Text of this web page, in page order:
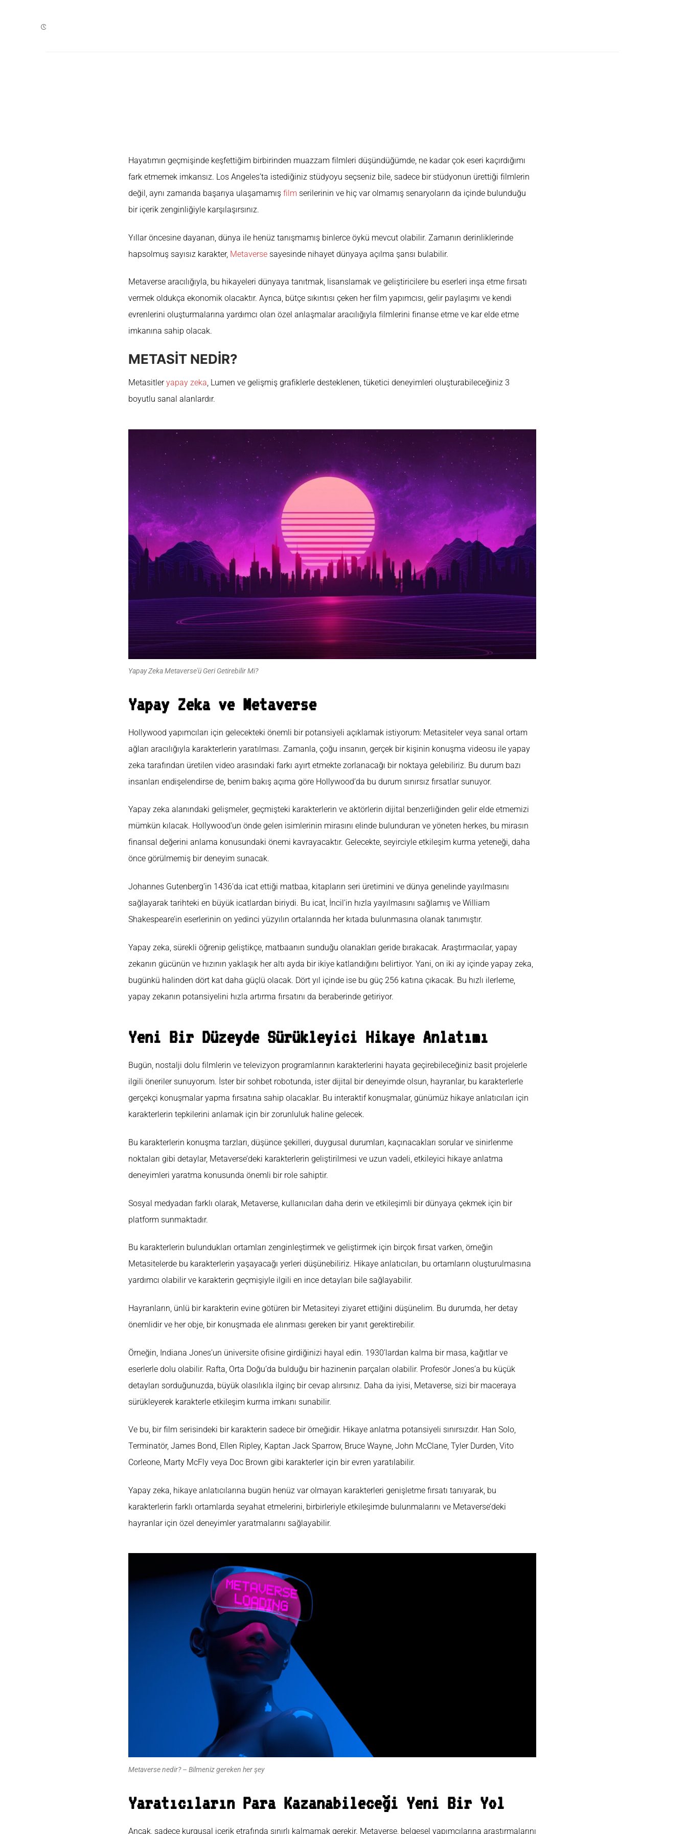
Hayatımın geçmişinde keşfettiğim birbirinden muazzam filmleri düşündüğümde, ne kadar çok eseri kaçırdığımı
fark etmemek imkansız. Los Angeles’ta istediğiniz stüdyoyu seçseniz bile, sadece bir stüdyonun ürettiği filmlerin
değil, aynı zamanda başarıya ulaşamamış film serilerinin ve hiç var olmamış senaryoların da içinde bulunduğu
bir içerik zenginliğiyle karşılaşırsınız.
Yıllar öncesine dayanan, dünya ile henüz tanışmamış binlerce öykü mevcut olabilir. Zamanın derinliklerinde
hapsolmuş sayısız karakter, Metaverse sayesinde nihayet dünyaya açılma şansı bulabilir.
Metaverse aracılığıyla, bu hikayeleri dünyaya tanıtmak, lisanslamak ve geliştiricilere bu eserleri inşa etme fırsatı
vermek oldukça ekonomik olacaktır. Ayrıca, bütçe sıkıntısı çeken her film yapımcısı, gelir paylaşımı ve kendi
evrenlerini oluşturmalarına yardımcı olan özel anlaşmalar aracılığıyla filmlerini finanse etme ve kar elde etme
imkanına sahip olacak.
METASİT NEDİR?
Metasitleryapay zeka, Lumen ve gelişmiş grafiklerle desteklenen, tüketici deneyimleri oluşturabileceğiniz 3
boyutlu sanal alanlardır.
Yapay Zeka Metaverse'ü Geri Getirebilir Mi?
Yapay Zeka ve Metaverse
Hollywood yapımcıları için gelecekteki önemli bir potansiyeli açıklamak istiyorum: Metasiteler veya sanal ortam
ağları aracılığıyla karakterlerin yaratılması. Zamanla, çoğu insanın, gerçek bir kişinin konuşma videosu ile yapay
zeka tarafından üretilen video arasındaki farkı ayırt etmekte zorlanacağı bir noktaya gelebiliriz. Bu durum bazı
insanları endişelendirse de, benim bakış açıma göre Hollywood’da bu durum sınırsız fırsatlar sunuyor.
Yapay zeka alanındaki gelişmeler, geçmişteki karakterlerin ve aktörlerin dijital benzerliğinden gelir elde etmemizi
mümkün kılacak. Hollywood’un önde gelen isimlerinin mirasını elinde bulunduran ve yöneten herkes, bu mirasın
finansal değerini anlama konusundaki önemi kavrayacaktır. Gelecekte, seyirciyle etkileşim kurma yeteneği, daha
önce görülmemiş bir deneyim sunacak.
Johannes Gutenberg’in 1436’da icat ettiği matbaa, kitapların seri üretimini ve dünya genelinde yayılmasını
sağlayarak tarihteki en büyük icatlardan biriydi. Bu icat, İncil’in hızla yayılmasını sağlamış ve William
Shakespeare’in eserlerinin on yedinci yüzyılın ortalarında her kıtada bulunmasına olanak tanımıştır.
Yapay zeka, sürekli öğrenip geliştikçe, matbaanın sunduğu olanakları geride bırakacak. Araştırmacılar, yapay
zekanın gücünün ve hızının yaklaşık her altı ayda bir ikiye katlandığını belirtiyor. Yani, on iki ay içinde yapay zeka,
bugünkü halinden dört kat daha güçlü olacak. Dört yıl içinde ise bu güç 256 katına çıkacak. Bu hızlı ilerleme,
yapay zekanın potansiyelini hızla artırma fırsatını da beraberinde getiriyor.
Yeni Bir Düzeyde Sürükleyici Hikaye Anlatımı
Bugün, nostalji dolu filmlerin ve televizyon programlarının karakterlerini hayata geçirebileceğiniz basit projelerle
ilgili öneriler sunuyorum. İster bir sohbet robotunda, ister dijital bir deneyimde olsun, hayranlar, bu karakterlerle
gerçekçi konuşmalar yapma fırsatına sahip olacaklar. Bu interaktif konuşmalar, günümüz hikaye anlatıcıları için
karakterlerin tepkilerini anlamak için bir zorunluluk haline gelecek.
Bu karakterlerin konuşma tarzları, düşünce şekilleri, duygusal durumları, kaçınacakları sorular ve sinirlenme
noktaları gibi detaylar, Metaverse’deki karakterlerin geliştirilmesi ve uzun vadeli, etkileyici hikaye anlatma
deneyimleri yaratma konusunda önemli bir role sahiptir.
Sosyal medyadan farklı olarak, Metaverse, kullanıcıları daha derin ve etkileşimli bir dünyaya çekmek için bir
platform sunmaktadır.
Bu karakterlerin bulundukları ortamları zenginleştirmek ve geliştirmek için birçok fırsat varken, örneğin
Metasitelerde bu karakterlerin yaşayacağı yerleri düşünebiliriz. Hikaye anlatıcıları, bu ortamların oluşturulmasına
yardımcı olabilir ve karakterin geçmişiyle ilgili en ince detayları bile sağlayabilir.
Hayranların, ünlü bir karakterin evine götüren bir Metasiteyi ziyaret ettiğini düşünelim. Bu durumda, her detay
önemlidir ve her obje, bir konuşmada ele alınması gereken bir yanıt gerektirebilir.
Örneğin, Indiana Jones’un üniversite ofisine girdiğinizi hayal edin. 1930’lardan kalma bir masa, kağıtlar ve
eserlerle dolu olabilir. Rafta, Orta Doğu’da bulduğu bir hazinenin parçaları olabilir. Profesör Jones’a bu küçük
detayları sorduğunuzda, büyük olasılıkla ilginç bir cevap alırsınız. Daha da iyisi, Metaverse, sizi bir maceraya
sürükleyerek karakterle etkileşim kurma imkanı sunabilir.
Ve bu, bir film serisindeki bir karakterin sadece bir örneğidir. Hikaye anlatma potansiyeli sınırsızdır. Han Solo,
Terminatör, James Bond, Ellen Ripley, Kaptan Jack Sparrow, Bruce Wayne, John McClane, Tyler Durden, Vito
Corleone, Marty McFly veya Doc Brown gibi karakterler için bir evren yaratılabilir.
Yapay zeka, hikaye anlatıcılarına bugün henüz var olmayan karakterleri genişletme fırsatı tanıyarak, bu
karakterlerin farklı ortamlarda seyahat etmelerini, birbirleriyle etkileşimde bulunmalarını ve Metaverse’deki
hayranlar için özel deneyimler yaratmalarını sağlayabilir.
Metaverse nedir? – Bilmeniz gereken her şey
Yaratıcıların Para Kazanabileceği Yeni Bir Yol
Ancak, sadece kurgusal içerik etrafında sınırlı kalmamak gerekir. Metaverse, belgesel yapımcılarına araştırmalarını